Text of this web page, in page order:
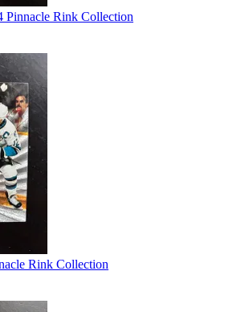
Pinnacle Rink Collection
Rink Collection